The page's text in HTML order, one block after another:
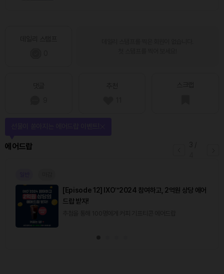
에어드랍
[Episode 12] IXO™2024 참여하고, 2억원 상당 에어
드랍 받자!